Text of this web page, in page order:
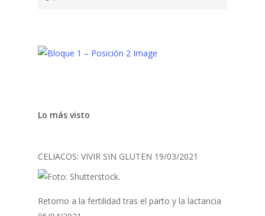
Lo más visto
CELIACOS: VIVIR SIN GLUTEN 19/03/2021
Retorno a la fertilidad tras el parto y la lactancia